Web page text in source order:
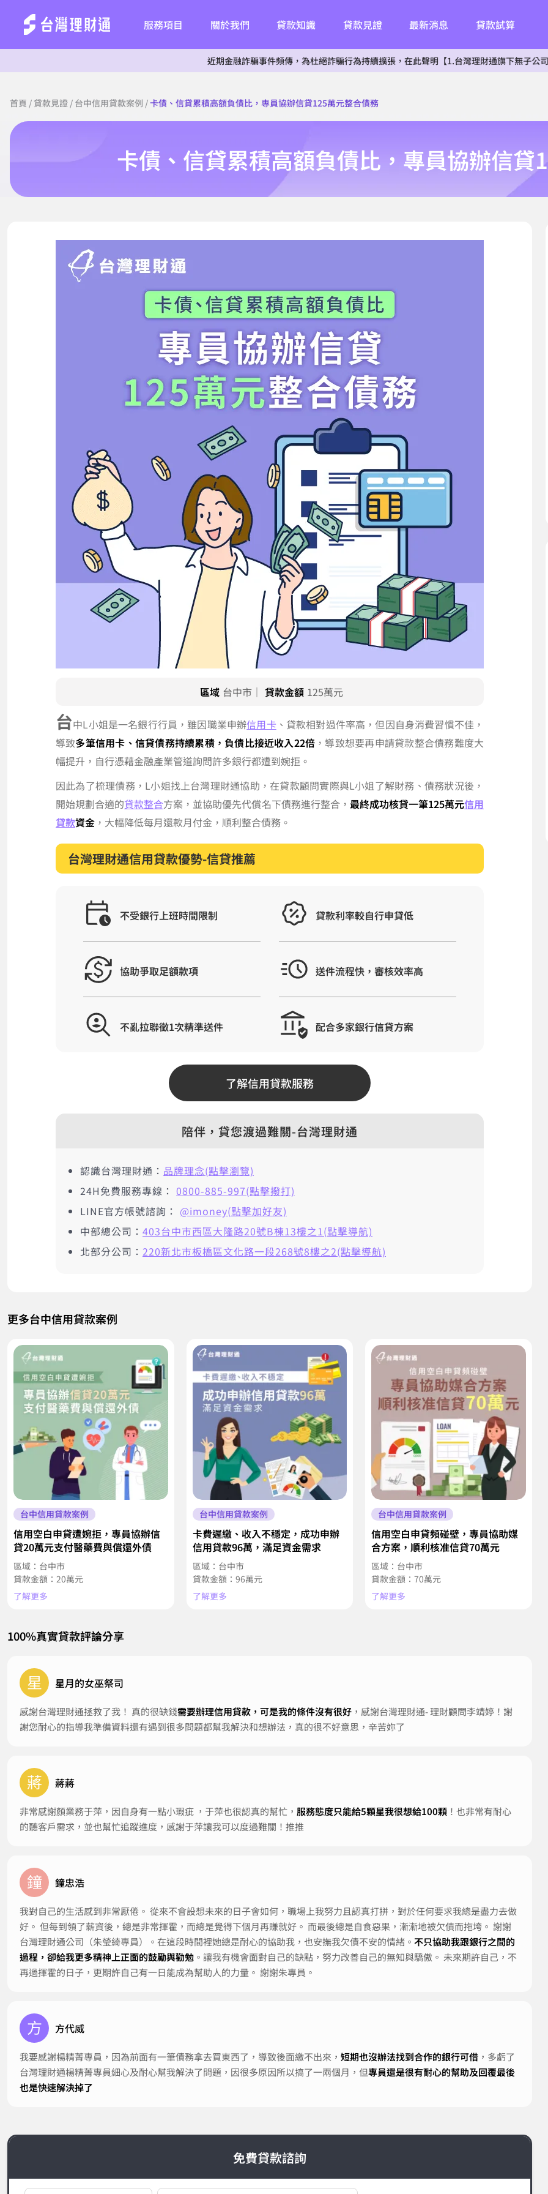
服務項目 關於我們 貸款知識 貸款見證 最新消息 貸款試算
近期金融詐騙事件頻傳，為杜絕詐騙行為持續擴張，在此聲明【1.台灣理財通旗下無子公司。2.無
首頁 / 貸款見證 / 台中信用貸款案例 /卡債、信貸累積高額負債比，專員協辦信貸125萬元整合債務
卡債、信貸累積高額負債比，專員協辦信貸
區域 台中市｜ 貸款金額 125萬元
台中L小姐是一名銀行行員，雖因職業申辦信用卡 、貸款相對過件率高，但因自身消費習慣不佳，
導致多筆信用卡、信貸債務持續累積，負債比接近收入22倍 ，導致想要再申請貸款整合債務難度大
幅提升，自行憑藉金融產業管道詢問許多銀行都遭到婉拒。
因此為了梳理債務，L小姐找上台灣理財通協助，在貸款顧問實際與L小姐了解財務、債務狀況後，
開始規劃合適的貸款整合方案，並協助優先代償名下債務進行整合， 最終成功核貸一筆125萬元信用
貸款資金 ，大幅降低每月還款月付金，順利整合債務。
台灣理財通信用貸款優勢-信貸推薦
不受銀行上班時間限制 貸款利率較自行申貸低
協助爭取足額款項 送件流程快，審核效率高
不亂拉聯徵1次精準送件 配合多家銀行信貸方案
了解信用貸款服務
陪伴，貸您渡過難關-台灣理財通
認識台灣理財通： 品牌理念(點擊瀏覽)
24H免費服務專線： 0800-885-997(點擊撥打)
LINE官方帳號諮詢： @imoney(點擊加好友)
中部總公司： 403台中市西區大隆路20號B棟13樓之1(點擊導航)
北部分公司： 220新北市板橋區文化路一段268號8樓之2(點擊導航)
更多台中信用貸款案例
台中信用貸款案例
信用空白申貸遭婉拒，專員協辦信
貸20萬元支付醫藥費與償還外債
區域：台中市
貸款金額：20萬元
了解更多
台中信用貸款案例
卡費遲繳、收入不穩定，成功申辦
信用貸款96萬，滿足資金需求
區域：台中市
貸款金額：96萬元
了解更多
台中信用貸款案例
信用空白申貸頻碰壁，專員協助媒
合方案，順利核准信貸70萬元
區域：台中市
貸款金額：70萬元
了解更多
100%真實貸款評論分享
星 星月的女巫祭司
感謝台灣理財通拯救了我！ 真的很缺錢需要辦理信用貸款，可是我的條件沒有很好 ，感謝台灣理財通- 理財顧問李靖婷！謝
謝您耐心的指導我準備資料還有遇到很多問題都幫我解決和想辦法，真的很不好意思，辛苦妳了
蔣 蔣蔣
非常感謝顏業務于萍，因自身有一點小瑕疵 ，于萍也很認真的幫忙， 服務態度只能給5顆星我很想給100顆 ！也非常有耐心
的聽客戶需求，並也幫忙追蹤進度，感謝于萍讓我可以度過難關！推推
鐘 鐘忠浩
我對自己的生活感到非常厭倦。 從來不會設想未來的日子會如何，職場上我努力且認真打拼，對於任何要求我總是盡力去做
好。 但每到領了薪資後，總是非常揮霍，而總是覺得下個月再賺就好。 而最後總是自食惡果，漸漸地被欠債而拖垮。 謝謝
台灣理財通公司（朱瑩綺專員）。在這段時間裡她總是耐心的協助我，也安撫我欠債不安的情緒。 不只協助我跟銀行之間的
過程，卻給我更多精神上正面的鼓勵與勸勉 。讓我有機會面對自己的缺點，努力改善自己的無知與驕傲。 未來期許自己，不
再過揮霍的日子，更期許自己有一日能成為幫助人的力量。 謝謝朱專員。
方 方代威
我要感謝楊精菁專員，因為前面有一筆債務拿去買東西了，導致後面繳不出來， 短期也沒辦法找到合作的銀行可借 ，多虧了
台灣理財通楊精菁專員細心及耐心幫我解決了問題，因很多原因所以搞了一兩個月，但專員還是很有耐心的幫助及回覆最後
也是快速解決掉了
免費貸款諮詢